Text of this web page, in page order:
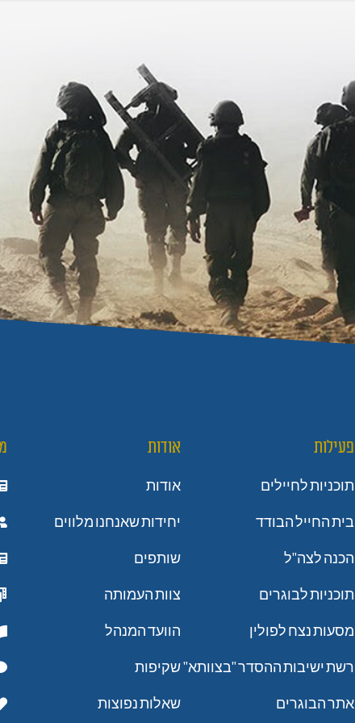
פעילות
תוכניות לחיילים
בית החייל הבודד
הכנה לצה"ל
תוכניות לבוגרים
מסעות נצח לפולין
רשת ישיבות ההסדר "בצוותא"
אתר הבוגרים
אודות
אודות
יחידות שאנחנו מלווים
שותפים
צוות העמותה
הוועד המנהל
שקיפות
שאלות נפוצות